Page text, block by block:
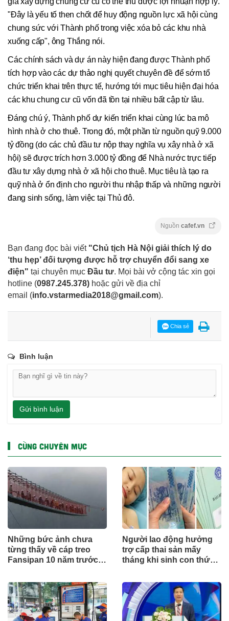
"Đây là yếu tố then chốt để huy động nguồn lực xã hội cùng
chung sức với Thành phố trong việc xóa bỏ các khu nhà
xuống cấp", ông Thắng nói.
Các chính sách và dự án này hiện đang được Thành phố
tích hợp vào các dự thảo nghị quyết chuyên đề để sớm tổ
chức triển khai trên thực tế, hướng tới mục tiêu hiện đại hóa
các khu chung cư cũ vốn đã tồn tại nhiều bất cập từ lâu.
Đáng chú ý, Thành phố dự kiến triển khai cùng lúc ba mô
hình nhà ở cho thuê. Trong đó, một phần từ nguồn quỹ 9.000
tỷ đồng (do các chủ đầu tư nộp thay nghĩa vụ xây nhà ở xã
hội) sẽ được trích hơn 3.000 tỷ đồng để Nhà nước trực tiếp
đầu tư xây dựng nhà ở xã hội cho thuê. Mục tiêu là tạo ra
quỹ nhà ở ổn định cho người thu nhập thấp và những người
đang sinh sống, làm việc tại Thủ đô.
Nguồn cafef.vn
Bạn đang đọc bài viết "Chủ tịch Hà Nội giải thích lý do
‘thu hẹp’ đối tượng được hỗ trợ chuyển đổi sang xe
điện" tại chuyên mục Đầu tư. Mọi bài vở cộng tác xin gọi
hotline (0987.245.378) hoặc gửi về địa chỉ
email (info.vstarmedia2018@gmail.com).
Chia sẻ
Bình luận
Gửi bình luận
CÙNG CHUYÊN MỤC
Những bức ảnh chưa
từng thấy về cáp treo
Fansipan 10 năm trước:
nhà Đông Dương
Người lao động hưởng
trợ cấp thai sản mấy
tháng khi sinh con thứ